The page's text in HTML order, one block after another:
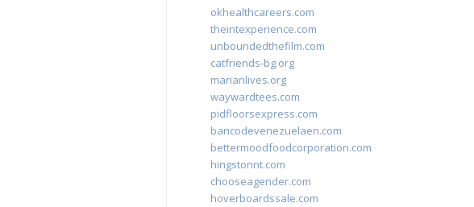
okhealthcareers.com
theintexperience.com
unboundedthefilm.com
catfriends-bg.org
marianlives.org
waywardtees.com
pidfloorsexpress.com
bancodevenezuelaen.com
bettermoodfoodcorporation.com
hingstonnt.com
chooseagender.com
hoverboardssale.com